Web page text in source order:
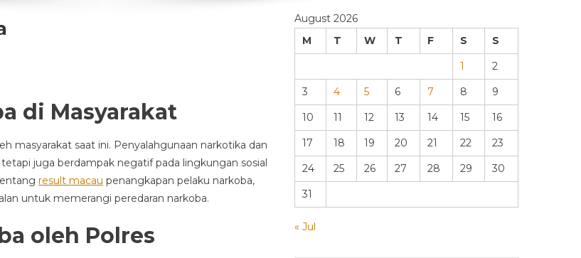
di Masyarakat
masyarakat saat ini. Penyalahgunaan narkotika dan
juga berdampak negatif pada lingkungan sosial
result macau penangkapan pelaku narkoba,
untuk memerangi peredaran narkoba.
oleh Polres
August 2026
M
T W T F S
S
1
2
3
4 5 6 7 8
9
10
11 12 13 14 15
16
17
18 19 20 21 22
23
24
25 26 27 28 29
30
31
« Jul